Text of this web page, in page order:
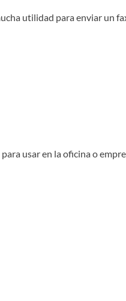
utilidad para enviar un
usar en la oficina o